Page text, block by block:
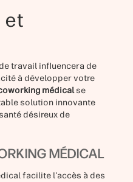
et
travail influencera de
à développer votre
médicalse
solution innovante
désireux de
MÉDICAL
facilite l'accès à des